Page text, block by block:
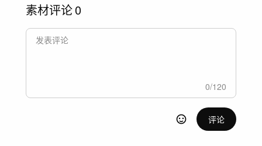
素材评论0
0/120
评论